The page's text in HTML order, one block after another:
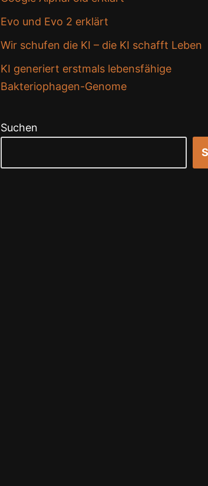
Evo und Evo 2 erklärt
Wir schufen die KI – die KI schafft Leben
KI generiert erstmals lebensfähige
Bakteriophagen-Genome
Suchen